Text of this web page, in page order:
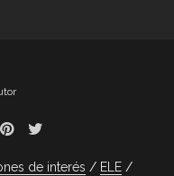
de interés ELE